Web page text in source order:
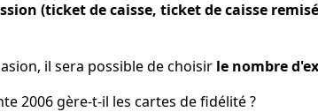
(ticket de caisse, ticket de caisse
il sera possible de choisir le nombre
2006 gère-t-il les cartes de fidélité ?